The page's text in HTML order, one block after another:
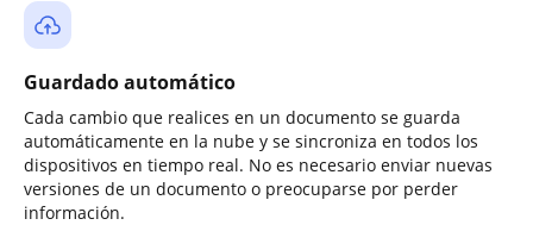
Guardado automático
Cada cambio que realices en un documento se guarda
automáticamente en la nube y se sincroniza en todos los
dispositivos en tiempo real. No es necesario enviar nuevas
versiones de un documento o preocuparse por perder
información.